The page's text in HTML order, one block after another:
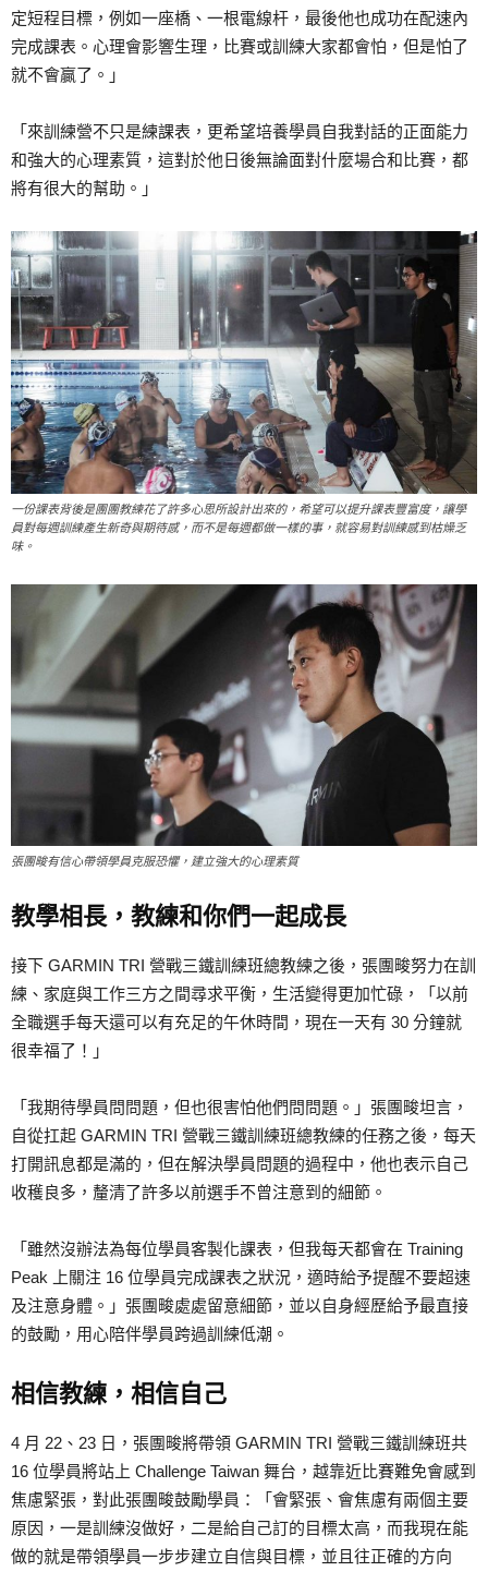
定短程目標，例如一座橋、一根電線杆，最後他也成功在配速內
完成課表。心理會影響生理，比賽或訓練大家都會怕，但是怕了
就不會贏了。」
「來訓練營不只是練課表，更希望培養學員自我對話的正面能力
和強大的心理素質，這對於他日後無論面對什麼場合和比賽，都
將有很大的幫助。」
一份課表背後是團團教練花了許多心思所設計出來的，希望可以提升課表豐富度，讓學
員對每週訓練產生新奇與期待感，而不是每週都做一樣的事，就容易對訓練感到枯燥乏
味。
張團畯有信心帶領學員克服恐懼，建立強大的心理素質
教學相長，教練和你們一起成長
接下 GARMIN TRI 營戰三鐵訓練班總教練之後，張團畯努力在訓
練、家庭與工作三方之間尋求平衡，生活變得更加忙碌，「以前
全職選手每天還可以有充足的午休時間，現在一天有 30 分鐘就
很幸福了！」
「我期待學員問問題，但也很害怕他們問問題。」張團畯坦言，
自從扛起 GARMIN TRI 營戰三鐵訓練班總教練的任務之後，每天
打開訊息都是滿的，但在解決學員問題的過程中，他也表示自己
收穫良多，釐清了許多以前選手不曾注意到的細節。
「雖然沒辦法為每位學員客製化課表，但我每天都會在 Training
Peak 上關注 16 位學員完成課表之狀況，適時給予提醒不要超速
及注意身體。」張團畯處處留意細節，並以自身經歷給予最直接
的鼓勵，用心陪伴學員跨過訓練低潮。
相信教練，相信自己
4 月 22、23 日，張團畯將帶領 GARMIN TRI 營戰三鐵訓練班共
16 位學員將站上 Challenge Taiwan 舞台，越靠近比賽難免會感到
焦慮緊張，對此張團畯鼓勵學員：「會緊張、會焦慮有兩個主要
原因，一是訓練沒做好，二是給自己訂的目標太高，而我現在能
做的就是帶領學員一步步建立自信與目標，並且往正確的方向